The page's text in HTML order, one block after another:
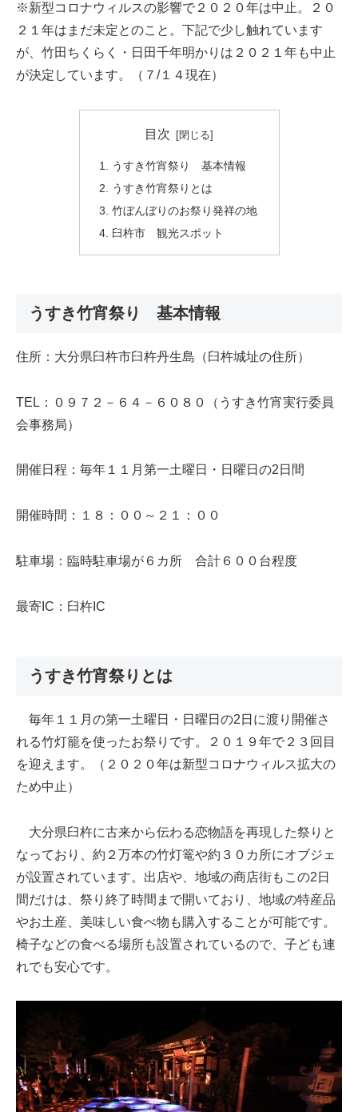
※新型コロナウィルスの影響で２０２０年は中止。２０
２１年はまだ未定とのこと。下記で少し触れています
が、竹田ちくらく・日田千年明かりは２０２１年も中止
が決定しています。（７/１４現在）
目次
うすき竹宵祭り 基本情報
うすき竹宵祭りとは
竹ぼんぼりのお祭り発祥の地
臼杵市 観光スポット
うすき竹宵祭り 基本情報
住所：大分県臼杵市臼杵丹生島（臼杵城址の住所）
TEL：０９７２－６４－６０８０（うすき竹宵実行委員
会事務局）
開催日程：毎年１１月第一土曜日・日曜日の2日間
開催時間：１８：００～２１：００
駐車場：臨時駐車場が６カ所 合計６００台程度
最寄IC：臼杵IC
うすき竹宵祭りとは
毎年１１月の第一土曜日・日曜日の2日に渡り開催さ
れる竹灯籠を使ったお祭りです。２０１９年で２３回目
を迎えます。（２０２０年は新型コロナウィルス拡大の
ため中止）
大分県臼杵に古来から伝わる恋物語を再現した祭りと
なっており、約２万本の竹灯篭や約３０カ所にオブジェ
が設置されています。出店や、地域の商店街もこの2日
間だけは、祭り終了時間まで開いており、地域の特産品
やお土産、美味しい食べ物も購入することが可能です。
椅子などの食べる場所も設置されているので、子ども連
れでも安心です。